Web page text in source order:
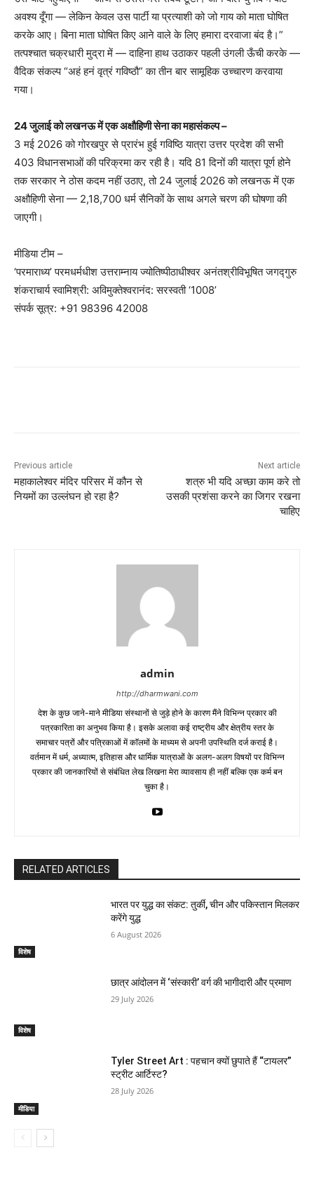
अवश्य दूँगा — लेकिन केवल उस पार्टी या प्रत्याशी को जो गाय को माता घोषित
करके आए। बिना माता घोषित किए आने वाले के लिए हमारा दरवाजा बंद है।”
तत्पश्चात चक्रधारी मुद्रा में — दाहिना हाथ उठाकर पहली उंगली ऊँची करके —
वैदिक संकल्प “अहं हनं वृत्रं गविष्ठौ” का तीन बार सामूहिक उच्चारण करवाया
गया।
24 जुलाई को लखनऊ में एक अक्षौहिणी सेना का महासंकल्प –
3 मई 2026 को गोरखपुर से प्रारंभ हुई गविष्ठि यात्रा उत्तर प्रदेश की सभी
403 विधानसभाओं की परिक्रमा कर रही है। यदि 81 दिनों की यात्रा पूर्ण होने
तक सरकार ने ठोस कदम नहीं उठाए, तो 24 जुलाई 2026 को लखनऊ में एक
अक्षौहिणी सेना — 2,18,700 धर्म सैनिकों के साथ अगले चरण की घोषणा की
जाएगी।
मीडिया टीम –
‘परमाराध्य’ परमधर्मधीश उत्तराम्नाय ज्योतिष्पीठाधीश्वर अनंतश्रीविभूषित जगद्गुरु
शंकराचार्य स्वामिश्री: अविमुक्तेश्वरानंद: सरस्वती ‘1008’
संपर्क सूत्र: +91 98396 42008
Previous article
महाकालेश्वर मंदिर परिसर में कौन से
नियमों का उल्लंघन हो रहा है?
Next article
शत्रु भी यदि अच्छा काम करे तो
उसकी प्रशंसा करने का जिगर रखना
चाहिए
admin
http://dharmwani.com
देश के कुछ जाने-माने मीडिया संस्थानों से जुड़े होने के कारण मैंने विभिन्न प्रकार की
पत्रकारिता का अनुभव किया है। इसके अलावा कई राष्ट्रीय और क्षेत्रीय स्तर के
समाचार पत्रों और पत्रिकाओं में काॅलमों के माध्यम से अपनी उपस्थिति दर्ज कराई है।
वर्तमान में धर्म, अध्यात्म, इतिहास और धार्मिक यात्राओं के अलग-अलग विषयों पर विभिन्न
प्रकार की जानकारियों से संबंधित लेख लिखना मेरा व्यावसाय ही नहीं बल्कि एक कर्म बन
चुका है।
RELATED ARTICLES
विशेष
भारत पर युद्ध का संकट: तुर्की, चीन और पकिस्तान मिलकर
करेंगे युद्ध
6 August 2026
विशेष
छात्र आंदोलन में ‘संस्कारी’ वर्ग की भागीदारी और प्रमाण
29 July 2026
मीडिया
Tyler Street Art : पहचान क्यों छुपाते हैं “टायलर”
स्ट्रीट आर्टिस्ट?
28 July 2026